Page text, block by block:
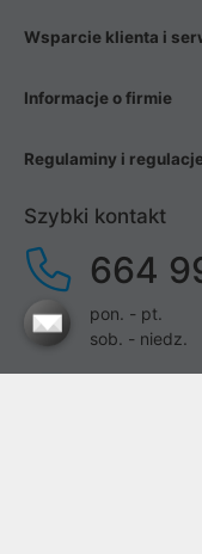
Wsparcie klienta i
Informacje o firmie
Regulaminy i
Szybki kontakt
664
pon. - pt.
sob. - niedz.